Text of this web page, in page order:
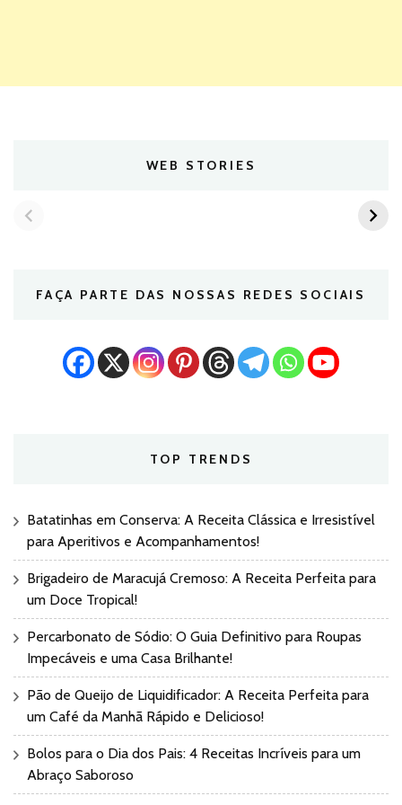
WEB STORIES
FAÇA PARTE DAS NOSSAS REDES SOCIAIS
TOP TRENDS
Batatinhas em Conserva: A Receita Clássica e Irresistível
para Aperitivos e Acompanhamentos!
Brigadeiro de Maracujá Cremoso: A Receita Perfeita para
um Doce Tropical!
Percarbonato de Sódio: O Guia Definitivo para Roupas
Impecáveis e uma Casa Brilhante!
Pão de Queijo de Liquidificador: A Receita Perfeita para
um Café da Manhã Rápido e Delicioso!
Bolos para o Dia dos Pais: 4 Receitas Incríveis para um
Abraço Saboroso